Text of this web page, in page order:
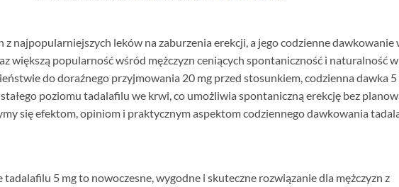
najpopularniejszych leków na zaburzenia erekcji, a jego codzienne dawkowanie
większą popularność wśród mężczyzn ceniących spontaniczność i naturalność
do doraźnego przyjmowania 20 mg przed stosunkiem, codzienna dawka 5
poziomu tadalafilu we krwi, co umożliwia spontaniczną erekcję bez
się efektom, opiniom i praktycznym aspektom codziennego dawkowania
5 mg to nowoczesne, wygodne i skuteczne rozwiązanie dla mężczyzn z